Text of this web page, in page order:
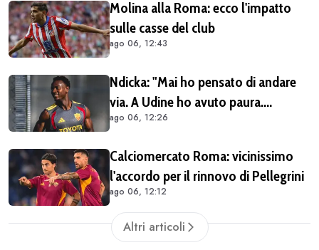
Molina alla Roma: ecco l'impatto
sulle casse del club
ago 06, 12:43
Ndicka: "Mai ho pensato di andare
via. A Udine ho avuto paura.
Pellegrini? Lo aspettiamo a braccia
ago 06, 12:26
Calciomercato Roma: vicinissimo
l'accordo per il rinnovo di Pellegrini
ago 06, 12:12
Altri articoli